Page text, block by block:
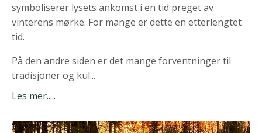
symboliserer lysets ankomst i en tid preget av
vinterens mørke. For mange er dette en etterlengtet
tid.
På den andre siden er det mange forventninger til
tradisjoner og kul...
Les mer.....